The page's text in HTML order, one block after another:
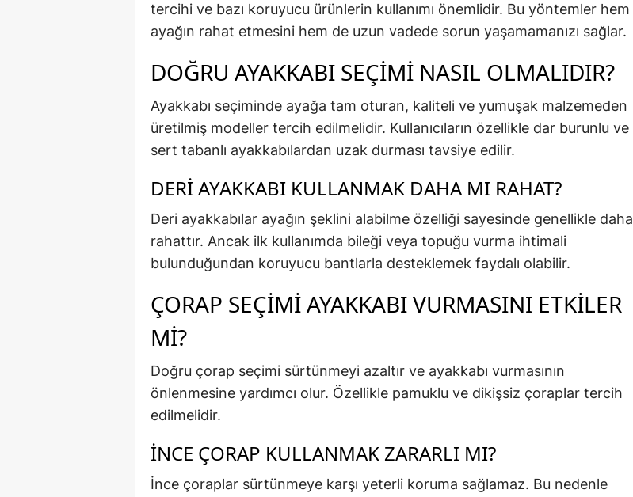
tercihi ve bazı koruyucu ürünlerin kullanımı önemlidir. Bu yöntemler hem
ayağın rahat etmesini hem de uzun vadede sorun yaşamamanızı sağlar.
DOĞRU AYAKKABI SEÇIMI NASIL OLMALIDIR?
Ayakkabı seçiminde ayağa tam oturan, kaliteli ve yumuşak malzemeden
üretilmiş modeller tercih edilmelidir. Kullanıcıların özellikle dar burunlu ve
sert tabanlı ayakkabılardan uzak durması tavsiye edilir.
DERI AYAKKABI KULLANMAK DAHA MI RAHAT?
Deri ayakkabılar ayağın şeklini alabilme özelliği sayesinde genellikle daha
rahattır. Ancak ilk kullanımda bileği veya topuğu vurma ihtimali
bulunduğundan koruyucu bantlarla desteklemek faydalı olabilir.
ÇORAP SEÇIMI AYAKKABI VURMASINI ETKILER
MI?
Doğru çorap seçimi sürtünmeyi azaltır ve ayakkabı vurmasının
önlenmesine yardımcı olur. Özellikle pamuklu ve dikişsiz çoraplar tercih
edilmelidir.
İNCE ÇORAP KULLANMAK ZARARLI MI?
İnce çoraplar sürtünmeye karşı yeterli koruma sağlamaz. Bu nedenle